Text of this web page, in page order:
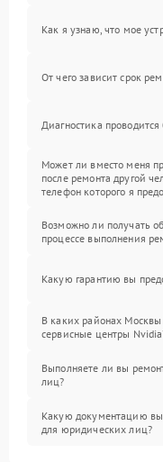
Как я узнаю, что мое
От чего зависит срок
Диагностика проводится
Может ли вместо меня
после ремонта другой
телефон которого я
Возможно ли получать
процессе выполнения
Какую гарантию вы
В каких районах Москвы
сервисные центры
Выполняете ли вы
лиц?
Какую документацию вы
для юридических лиц?